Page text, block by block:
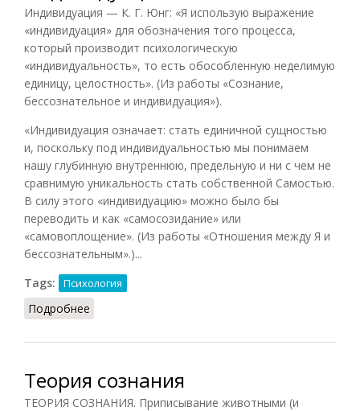
Индивидуация — К. Г. Юнг: «Я использую выражение
«индивидуация» для обозначения того процесса,
который производит психологическую
«индивидуальность», то есть обособленную неделимую
единицу, целостность». (Из работы «Сознание,
бессознательное и индивидуация»).
«Индивидуация означает: стать единичной сущностью
и, поскольку под индивидуальностью мы понимаем
нашу глубинную внутреннюю, предельную и ни с чем не
сравнимую уникальность стать собственной Самостью.
В силу этого «индивидуацию» можно было бы
переводить и как «самосозидание» или
«самовоплощение». (Из работы «Отношения между Я и
бессознательным».)...
Tags:
Психология
Подробнее
Теория сознания
ТЕОРИЯ СОЗНАНИЯ. Приписывание животными (и